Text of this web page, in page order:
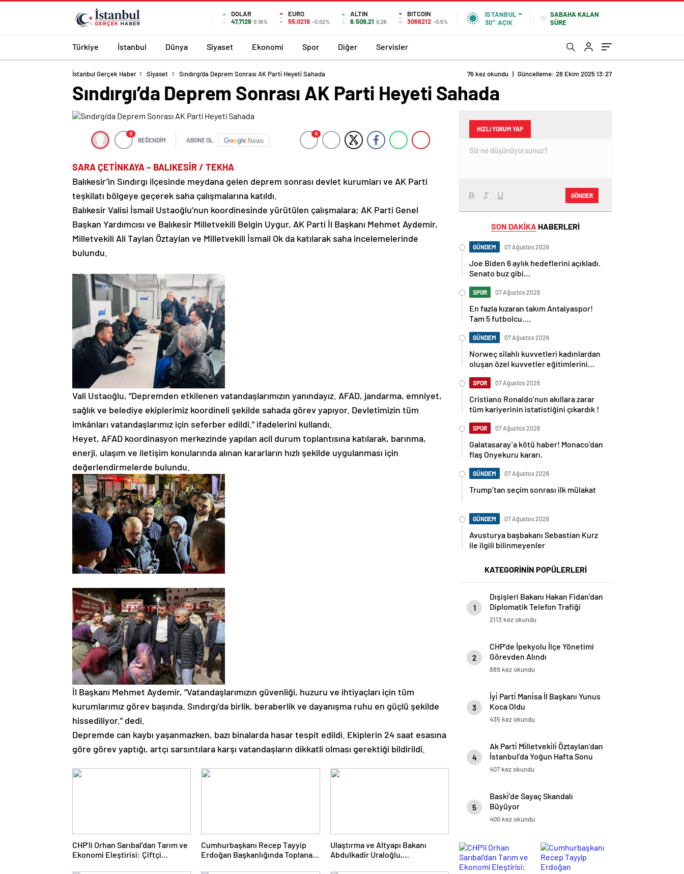
DOLAR
47,7126 0.16%
EURO
55,0219 -0.02%
ALTIN
6.509,21 0,26
BITCOIN
3066212 -0.5%
İSTANBUL
30° AÇIK
SABAHA KALAN
SÜRE
Türkiye İstanbul Dünya Siyaset Ekonomi Spor Diğer Servisler
İstanbul Gerçek Haber Siyaset Sındırgı’da Deprem Sonrası AK Parti Heyeti Sahada 76 kez okundu | Güncelleme: 28 Ekim 2025 13:27
Sındırgı’da Deprem Sonrası AK Parti Heyeti Sahada
0
BEĞENDİM ABONE OL News
0
SARA ÇETİNKAYA – BALIKESİR / TEKHA
Balıkesir’in Sındırgı ilçesinde meydana gelen deprem sonrası devlet kurumları ve AK Parti
teşkilatı bölgeye geçerek saha çalışmalarına katıldı.
Balıkesir Valisi İsmail Ustaoğlu’nun koordinesinde yürütülen çalışmalara; AK Parti Genel
Başkan Yardımcısı ve Balıkesir Milletvekili Belgin Uygur, AK Parti İl Başkanı Mehmet Aydemir,
Milletvekili Ali Taylan Öztaylan ve Milletvekili İsmail Ok da katılarak saha incelemelerinde
bulundu.
Vali Ustaoğlu, “Depremden etkilenen vatandaşlarımızın yanındayız. AFAD, jandarma, emniyet,
sağlık ve belediye ekiplerimiz koordineli şekilde sahada görev yapıyor. Devletimizin tüm
imkânları vatandaşlarımız için seferber edildi.” ifadelerini kullandı.
Heyet, AFAD koordinasyon merkezinde yapılan acil durum toplantısına katılarak, barınma,
enerji, ulaşım ve iletişim konularında alınan kararların hızlı şekilde uygulanması için
değerlendirmelerde bulundu.
İl Başkanı Mehmet Aydemir, “Vatandaşlarımızın güvenliği, huzuru ve ihtiyaçları için tüm
kurumlarımız görev başında. Sındırgı’da birlik, beraberlik ve dayanışma ruhu en güçlü şekilde
hissediliyor.” dedi.
Depremde can kaybı yaşanmazken, bazı binalarda hasar tespit edildi. Ekiplerin 24 saat esasına
göre görev yaptığı, artçı sarsıntılara karşı vatandaşların dikkatli olması gerektiği bildirildi.
CHP’li Orhan Sarıbal’dan Tarım ve
Ekonomi Eleştirisi: Çiftçi
Cumhurbaşkanı Recep Tayyip
Erdoğan Başkanlığında Toplanan
Ulaştırma ve Altyapı Bakanı
Abdulkadir Uraloğlu,
HIZLI YORUM YAP
GÖNDER
SON DAKİKA HABERLERİ
GÜNDEM 07 Ağustos 2026
Joe Biden 6 aylık hedeflerini açıkladı.
Senato buz gibi…
SPOR 07 Ağustos 2026
En fazla kızaran takım Antalyaspor!
Tam 5 futbolcu….
GÜNDEM 07 Ağustos 2026
Norweç silahlı kuvvetleri kadınlardan
oluşan özel kuvvetler eğitimlerini
SPOR 07 Ağustos 2026
Cristiano Ronaldo’nun akıllara zarar
tüm kariyerinin istatistiğini çıkardık !
SPOR 07 Ağustos 2026
Galatasaray’a kötü haber! Monaco’dan
flaş Onyekuru kararı.
GÜNDEM 07 Ağustos 2026
Trump’tan seçim sonrası ilk mülakat
GÜNDEM 07 Ağustos 2026
Avusturya başbakanı Sebastian Kurz
ile ilgili bilinmeyenler
KATEGORİNİN POPÜLERLERİ
1
Dışişleri Bakanı Hakan Fidan’dan
Diplomatik Telefon Trafiği
2113 kez okundu
2
CHP’de İpekyolu İlçe Yönetimi
Görevden Alındı
889 kez okundu
3
İyi̇ Parti̇ Mani̇sa İl Başkanı Yunus
Koca Oldu
435 kez okundu
4
Ak Parti̇ Mi̇lletveki̇li̇ Öztaylan’dan
İstanbul’da Yoğun Hafta Sonu
Mesai̇si̇
407 kez okundu
5
Baski̇’de Sayaç Skandalı
Büyüyor
400 kez okundu